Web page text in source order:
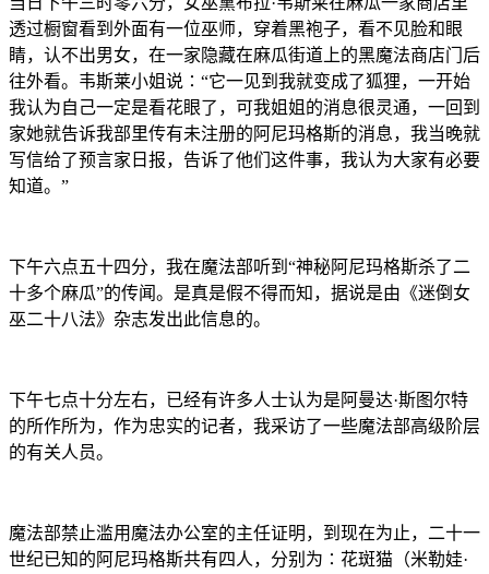
透过橱窗看到外面有一位巫师，穿着黑袍子，看不见脸和眼
睛，认不出男女，在一家隐藏在麻瓜街道上的黑魔法商店门后
往外看。韦斯莱小姐说∶“它一见到我就变成了狐狸，一开始
我认为自己一定是看花眼了，可我姐姐的消息很灵通，一回到
家她就告诉我部里传有未注册的阿尼玛格斯的消息，我当晚就
写信给了预言家日报，告诉了他们这件事，我认为大家有必要
知道。”
下午六点五十四分，我在魔法部听到“神秘阿尼玛格斯杀了二
十多个麻瓜”的传闻。是真是假不得而知，据说是由《迷倒女
巫二十八法》杂志发出此信息的。
下午七点十分左右，已经有许多人士认为是阿曼达·斯图尔特
的所作所为，作为忠实的记者，我采访了一些魔法部高级阶层
的有关人员。
魔法部禁止滥用魔法办公室的主任证明，到现在为止，二十一
世纪已知的阿尼玛格斯共有四人，分别为∶花斑猫（米勒娃·